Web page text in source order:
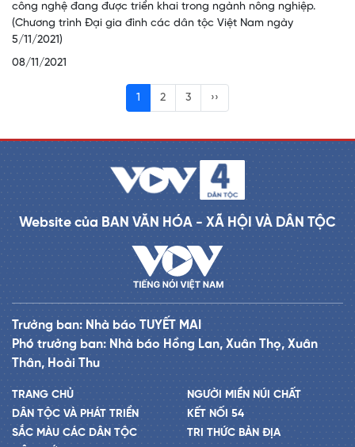
công nghệ đang được triển khai trong ngành nông nghiệp.
(Chương trình Đại gia đình các dân tộc Việt Nam ngày
5/11/2021)
08/11/2021
1 2 3 ››
Website của BAN VĂN HÓA - XÃ HỘI VÀ DÂN TỘC
Trưởng ban: Nhà báo TUYẾT MAI
Phó trưởng ban: Nhà báo Hồng Lan, Xuân Thọ, Xuân
Thân, Hoài Thu
TRANG CHỦ
DÂN TỘC VÀ PHÁT TRIỂN
SẮC MÀU CÁC DÂN TỘC
NGƯỜI MIỀN NÚI CHẤT
KẾT NỐI 54
TRI THỨC BẢN ĐỊA